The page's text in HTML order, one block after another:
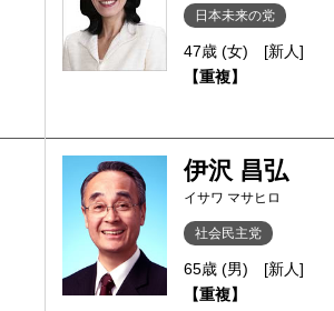
日本未来の党
47歳 (女)
[新人]
【重複】
伊沢 昌弘
イサワ マサヒロ
社会民主党
65歳 (男)
[新人]
【重複】